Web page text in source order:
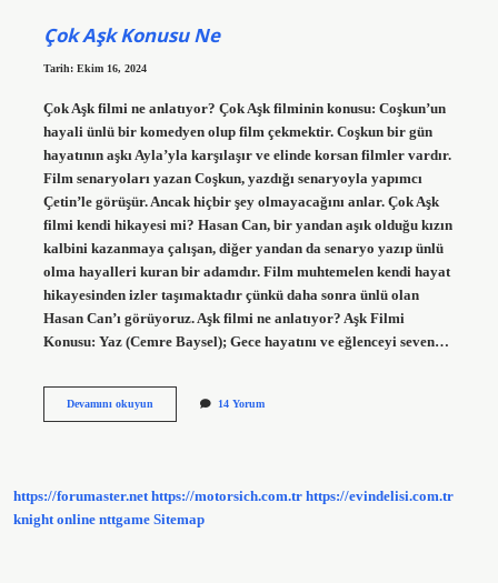
Çok Aşk Konusu Ne
Tarih: Ekim 16, 2024
Çok Aşk filmi ne anlatıyor? Çok Aşk filminin konusu: Coşkun’un
hayali ünlü bir komedyen olup film çekmektir. Coşkun bir gün
hayatının aşkı Ayla’yla karşılaşır ve elinde korsan filmler vardır.
Film senaryoları yazan Coşkun, yazdığı senaryoyla yapımcı
Çetin’le görüşür. Ancak hiçbir şey olmayacağını anlar. Çok Aşk
filmi kendi hikayesi mi? Hasan Can, bir yandan aşık olduğu kızın
kalbini kazanmaya çalışan, diğer yandan da senaryo yazıp ünlü
olma hayalleri kuran bir adamdır. Film muhtemelen kendi hayat
hikayesinden izler taşımaktadır çünkü daha sonra ünlü olan
Hasan Can’ı görüyoruz. Aşk filmi ne anlatıyor? Aşk Filmi
Konusu: Yaz (Cemre Baysel); Gece hayatını ve eğlenceyi seven…
Devamını okuyunÇok
14 Yorum
https://forumaster.net https://motorsich.com.tr https://evindelisi.com.tr
knight online nttgame Sitemap